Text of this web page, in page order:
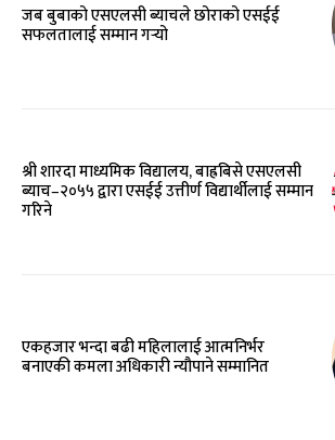
जब बुबाको एसएलसी ब्याचले छोराको एसईई
सफलतालाई सम्मान गर्‍यो
श्री शारदा माध्यमिक विद्यालय, बाह्रबिसे एसएलसी
ब्याच–२०५५ द्वारा एसईई उत्तीर्ण विद्यार्थीलाई सम्मान
गरिने
एकहजार भन्दा बढी महिलालाई आत्मनिर्भर
बनाएकी कमला अधिकारी न्यौपाने सम्मानित